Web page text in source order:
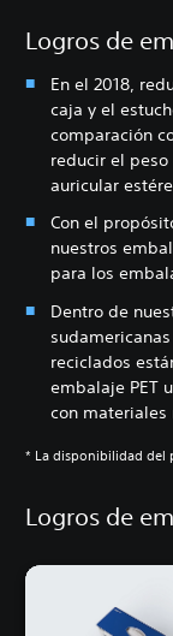
Logros de
En el 2018,
caja y el
comparación
reducir el
auricular
Con el
nuestros
para los
Dentro de
reciclados
embalaje PET
con materiales
* La disponibilidad del
Logros de